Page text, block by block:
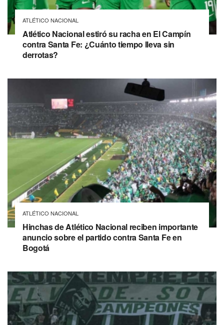
ATLÉTICO NACIONAL
Atlético Nacional estiró su racha en El Campín
contra Santa Fe: ¿Cuánto tiempo lleva sin
derrotas?
ATLÉTICO NACIONAL
Hinchas de Atlético Nacional reciben importante
anuncio sobre el partido contra Santa Fe en
Bogotá